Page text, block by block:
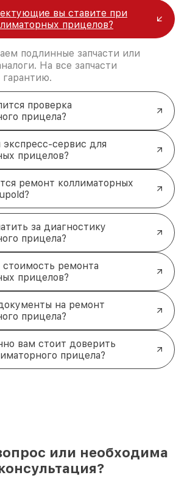
вы ставите при
прицелов?
подлинные запчасти или
На все запчасти
гарантию.
проверка
прицела?
сервис для
прицелов?
ремонт коллиматорных
за диагностику
прицела?
ремонта
прицелов?
на ремонт
прицела?
вам стоит доверить
прицела?
или необходима